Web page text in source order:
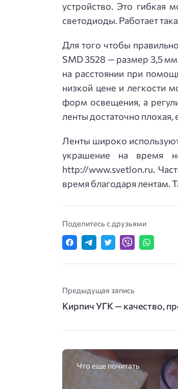
устройство. Это
светодиоды. Работает
Для того чтобы
SMD 3528 — размер 3,5
на расстоянии при
низкой цене и легкости
форм освещения, а
ленты достаточно
Ленты широко
украшение на время
http://www.svetlon.ru.
время благодаря лентам.
Поделитесь с друзьями
Предыдущая запись
Кирпич УГК — качество,
Что еще почитать